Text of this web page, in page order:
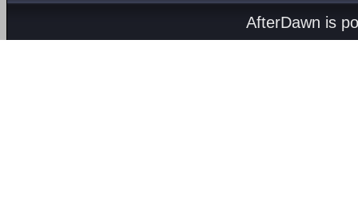
AfterDawn is